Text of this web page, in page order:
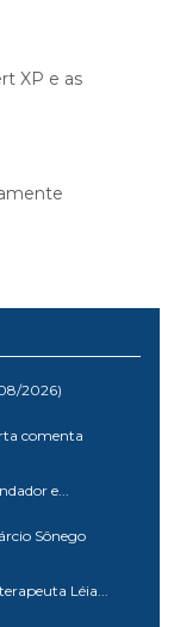
XP e as
2026)
comenta
e...
Sônego
Léia...